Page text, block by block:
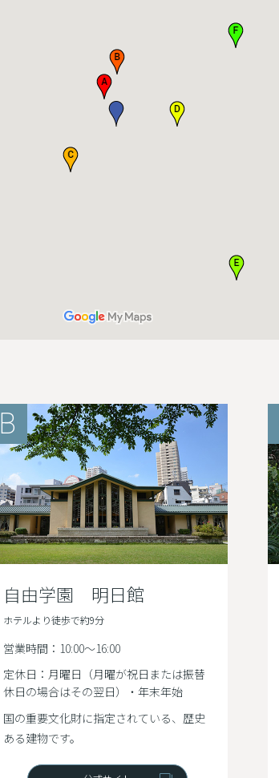
B
自由学園 明日館
ホテルより徒歩で約9分
営業時間：10:00～16:00
定休日：月曜日（月曜が祝日または振替
休日の場合はその翌日）・年末年始
国の重要文化財に指定されている、歴史
ある建物です。